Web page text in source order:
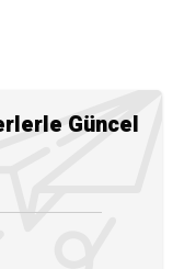
Güncel